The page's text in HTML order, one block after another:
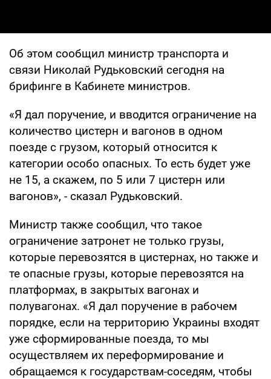
Об этом сообщил министр транспорта и
связи Николай Рудьковский сегодня на
брифинге в Кабинете министров.
«Я дал поручение, и вводится ограничение на
количество цистерн и вагонов в одном
поезде с грузом, который относится к
категории особо опасных. То есть будет уже
не 15, а скажем, по 5 или 7 цистерн или
вагонов», - сказал Рудьковский.
Министр также сообщил, что такое
ограничение затронет не только грузы,
которые перевозятся в цистернах, но также и
те опасные грузы, которые перевозятся на
платформах, в закрытых вагонах и
полувагонах. «Я дал поручение в рабочем
порядке, если на территорию Украины входят
уже сформированные поезда, то мы
осуществляем их переформирование и
обращаемся к государствам-соседям, чтобы